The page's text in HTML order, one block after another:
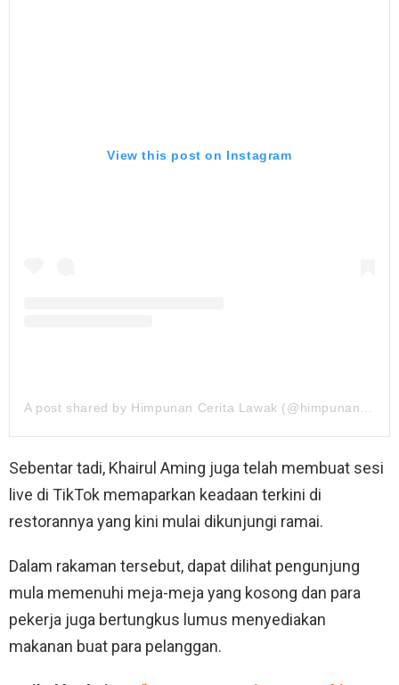
View this post on Instagram
A post shared by Himpunan Cerita Lawak (@himpunanceritalawak)
Sebentar tadi, Khairul Aming juga telah membuat sesi
live di TikTok memaparkan keadaan terkini di
restorannya yang kini mulai dikunjungi ramai.
Dalam rakaman tersebut, dapat dilihat pengunjung
mula memenuhi meja-meja yang kosong dan para
pekerja juga bertungkus lumus menyediakan
makanan buat para pelanggan.